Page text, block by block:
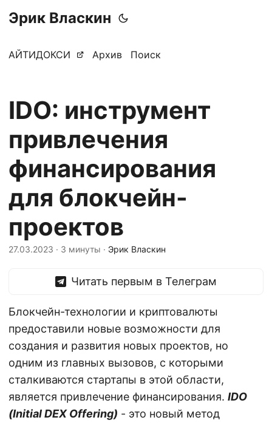
Эрик Власкин
АЙТИДОКСИ Архив Поиск
IDO: инструмент
привлечения
финансирования
для блокчейн-
проектов
27.03.2023 · 3 минуты · Эрик Власкин
Читать первым в Телеграм
Блокчейн-технологии и криптовалюты
предоставили новые возможности для
создания и развития новых проектов, но
одним из главных вызовов, с которыми
сталкиваются стартапы в этой области,
является привлечение финансирования. IDO
(Initial DEX Offering) - это новый метод